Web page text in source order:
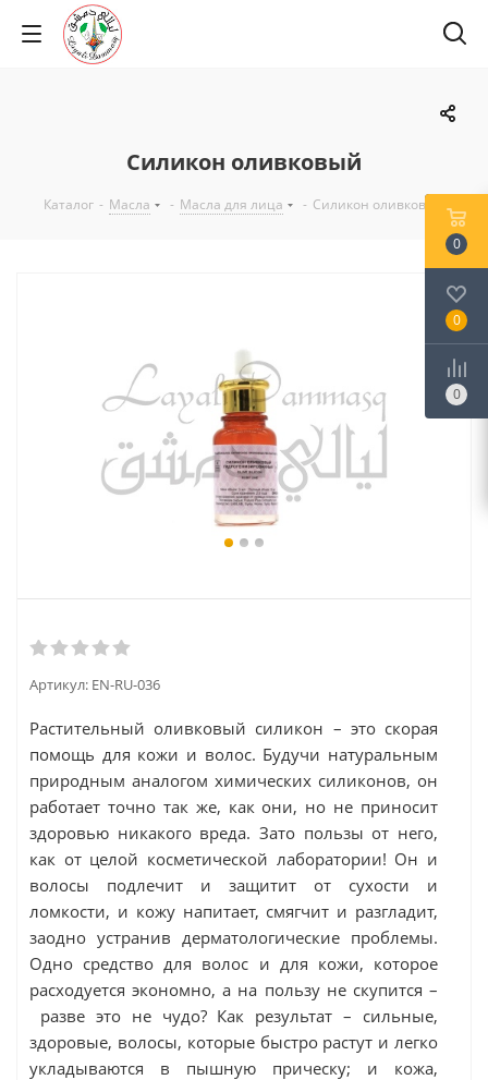
Силикон оливковый
Каталог - Масла - Масла для лица - Силикон оливковый
Артикул: EN-RU-036
Растительный оливковый силикон – это скорая
помощь для кожи и волос. Будучи натуральным
природным аналогом химических силиконов, он
работает точно так же, как они, но не приносит
здоровью никакого вреда. Зато пользы от него,
как от целой косметической лаборатории! Он и
волосы подлечит и защитит от сухости и
ломкости, и кожу напитает, смягчит и разгладит,
заодно устранив дерматологические проблемы.
Одно средство для волос и для кожи, которое
расходуется экономно, а на пользу не скупится –
разве это не чудо? Как результат – сильные,
здоровые, волосы, которые быстро растут и легко
укладываются в пышную прическу; и кожа,
0
0
0